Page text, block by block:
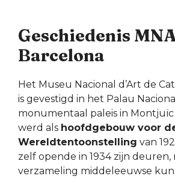
Geschiedenis
Barcelona
Het Museu Nacional d’Art de
is gevestigd in het Palau
monumentaal paleis in
werd als hoofdgebouw voor
Wereldtentoonstelling van
zelf opende in 1934 zijn deuren,
verzameling middeleeuwse